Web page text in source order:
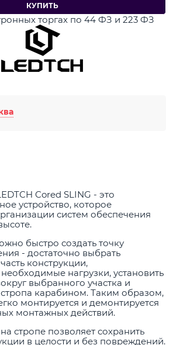
КУПИТЬ
торгах по 44 ФЗ и 223 ФЗ
Cored SLING - это
устройство, которое
систем обеспечения
быстро создать точку
- достаточно выбрать
конструкции,
нагрузки, установить
выбранного участка и
карабином. Таким образом,
монтируется и демонтируется
монтажных действий.
стропе позволяет сохранить
в целости и без повреждений.